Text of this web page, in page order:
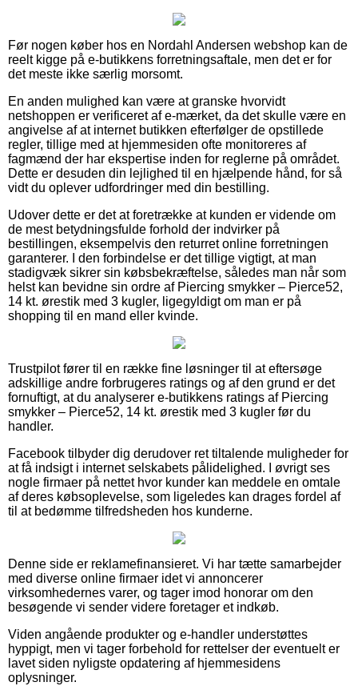
Før nogen køber hos en Nordahl Andersen webshop kan de
reelt kigge på e-butikkens forretningsaftale, men det er for
det meste ikke særlig morsomt.
En anden mulighed kan være at granske hvorvidt
netshoppen er verificeret af e-mærket, da det skulle være en
angivelse af at internet butikken efterfølger de opstillede
regler, tillige med at hjemmesiden ofte monitoreres af
fagmænd der har ekspertise inden for reglerne på området.
Dette er desuden din lejlighed til en hjælpende hånd, for så
vidt du oplever udfordringer med din bestilling.
Udover dette er det at foretrække at kunden er vidende om
de mest betydningsfulde forhold der indvirker på
bestillingen, eksempelvis den returret online forretningen
garanterer. I den forbindelse er det tillige vigtigt, at man
stadigvæk sikrer sin købsbekræftelse, således man når som
helst kan bevidne sin ordre af Piercing smykker – Pierce52,
14 kt. ørestik med 3 kugler, ligegyldigt om man er på
shopping til en mand eller kvinde.
Trustpilot fører til en række fine løsninger til at eftersøge
adskillige andre forbrugeres ratings og af den grund er det
fornuftigt, at du analyserer e-butikkens ratings af Piercing
smykker – Pierce52, 14 kt. ørestik med 3 kugler før du
handler.
Facebook tilbyder dig derudover ret tiltalende muligheder for
at få indsigt i internet selskabets pålidelighed. I øvrigt ses
nogle firmaer på nettet hvor kunder kan meddele en omtale
af deres købsoplevelse, som ligeledes kan drages fordel af
til at bedømme tilfredsheden hos kunderne.
Denne side er reklamefinansieret. Vi har tætte samarbejder
med diverse online firmaer idet vi annoncerer
virksomhedernes varer, og tager imod honorar om den
besøgende vi sender videre foretager et indkøb.
Viden angående produkter og e-handler understøttes
hyppigt, men vi tager forbehold for rettelser der eventuelt er
lavet siden nyligste opdatering af hjemmesidens
oplysninger.